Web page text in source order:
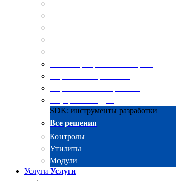
SDK: инструменты разработки
Все решения
Контролы
Утилиты
Модули
Услуги Услуги